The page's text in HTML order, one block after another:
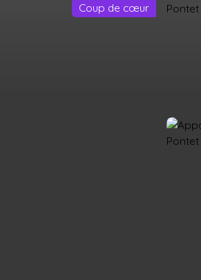
Coup de cœur